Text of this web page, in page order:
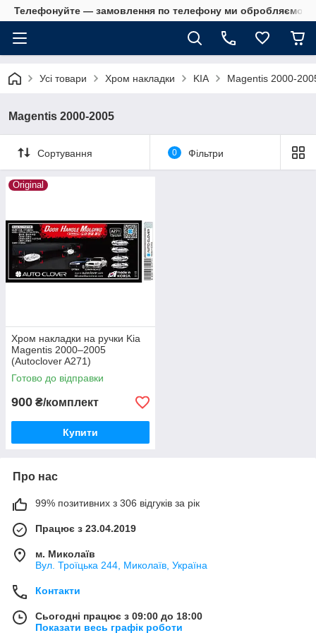
Телефонуйте — замовлення по телефону ми обробляємо в
Усі товари Хром накладки KIA Magentis 2000-
Magentis 2000-2005
Сортування 0 Фільтри
Original
Хром накладки на ручки Kia
Magentis 2000–2005
(Autoclover A271)
Готово до відправки
900 ₴/комплект
Купити
Про нас
99% позитивних з 306 відгуків за рік
Працює з 23.04.2019
м. Миколаїв
Вул. Троїцька 244, Миколаїв, Україна
Контакти
Сьогодні працює з 09:00 до 18:00
Показати весь графік роботи